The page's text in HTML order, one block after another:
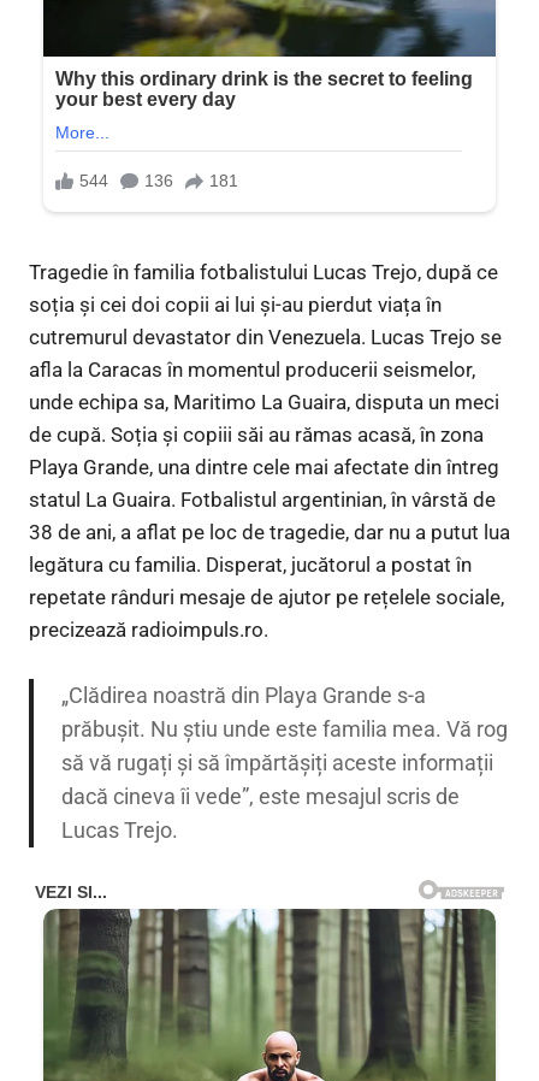
Tragedie în familia fotbalistului Lucas Trejo, după ce
soția și cei doi copii ai lui și-au pierdut viața în
cutremurul devastator din Venezuela. Lucas Trejo se
afla la Caracas în momentul producerii seismelor,
unde echipa sa, Maritimo La Guaira, disputa un meci
de cupă. Soția și copiii săi au rămas acasă, în zona
Playa Grande, una dintre cele mai afectate din întreg
statul La Guaira. Fotbalistul argentinian, în vârstă de
38 de ani, a aflat pe loc de tragedie, dar nu a putut lua
legătura cu familia. Disperat, jucătorul a postat în
repetate rânduri mesaje de ajutor pe rețelele sociale,
precizează radioimpuls.ro.
„Clădirea noastră din Playa Grande s-a
prăbușit. Nu știu unde este familia mea. Vă rog
să vă rugați și să împărtășiți aceste informații
dacă cineva îi vede”, este mesajul scris de
Lucas Trejo.